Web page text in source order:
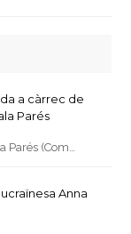
a càrrec de
Parés
Parés (Com…
Anna